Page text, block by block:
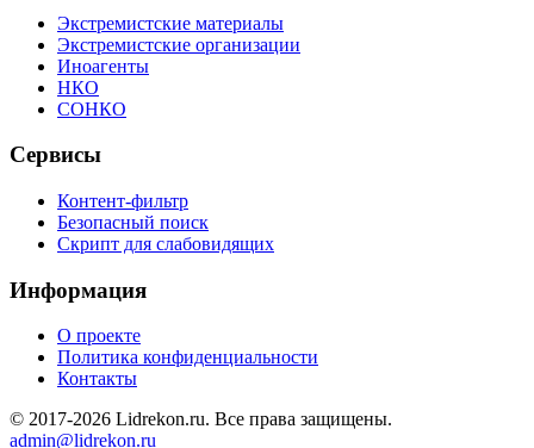
Экстремистские материалы
Экстремистские организации
Иноагенты
НКО
СОНКО
Сервисы
Контент-фильтр
Безопасный поиск
Скрипт для слабовидящих
Информация
О проекте
Политика конфиденциальности
Контакты
© 2017-2026 Lidrekon.ru. Все права защищены.
admin@lidrekon.ru